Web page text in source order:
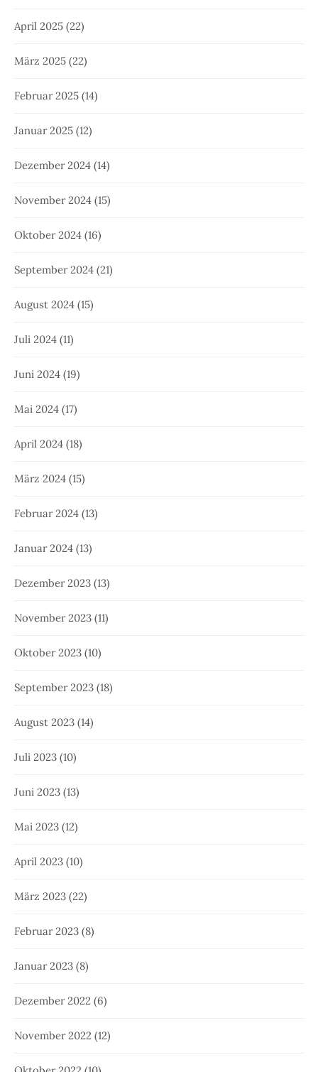
April 2025 (22)
März 2025 (22)
Februar 2025 (14)
Januar 2025 (12)
Dezember 2024 (14)
November 2024 (15)
Oktober 2024 (16)
September 2024 (21)
August 2024 (15)
Juli 2024 (11)
Juni 2024 (19)
Mai 2024 (17)
April 2024 (18)
März 2024 (15)
Februar 2024 (13)
Januar 2024 (13)
Dezember 2023 (13)
November 2023 (11)
Oktober 2023 (10)
September 2023 (18)
August 2023 (14)
Juli 2023 (10)
Juni 2023 (13)
Mai 2023 (12)
April 2023 (10)
März 2023 (22)
Februar 2023 (8)
Januar 2023 (8)
Dezember 2022 (6)
November 2022 (12)